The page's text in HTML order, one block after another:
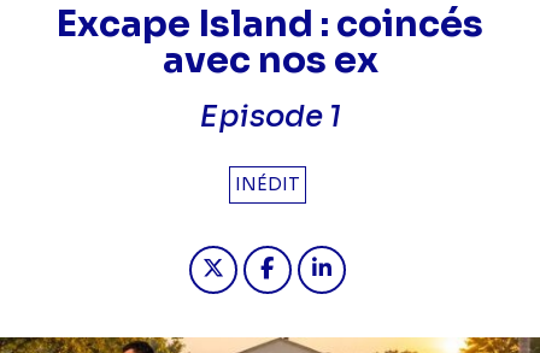
Excape Island : coincés
avec nos ex
Episode 1
INÉDIT
Partager "2026-06-01 20:00 -
Partager "2026-06-01 20:00